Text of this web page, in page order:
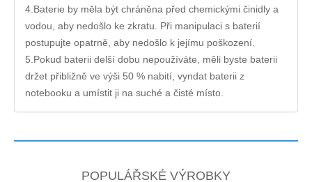
4.Baterie by měla být chráněna před chemickými činidly a
vodou, aby nedošlo ke zkratu. Při manipulaci s baterií
postupujte opatrně, aby nedošlo k jejímu poškození.
5.Pokud baterii delší dobu nepoužíváte, měli byste baterii
držet přibližně ve výši 50 % nabití, vyndat baterii z
notebooku a umístit ji na suché a čisté místo.
POPULÁŘSKÉ VÝROBKY